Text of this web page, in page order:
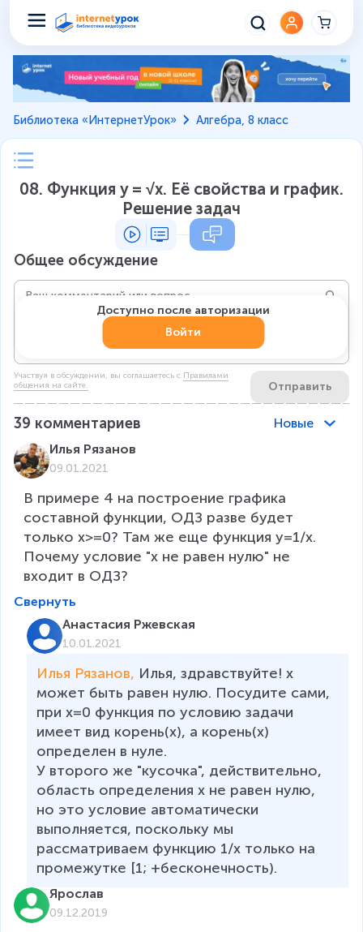
Библиотека «ИнтернетУрок» Алгебра, 8 класс
08. Функция y = √x. Её свойства и график.
Решение задач
Общее обсуждение
Участвуя в обсуждении, вы соглашаетесь c Правилами
общения на сайте.
Отправить
Доступно после авторизации
Войти
39 комментариев
Новые
Илья Рязанов
09.01.2021
В примере 4 на построение графика
составной функции, ОДЗ разве будет
только x>=0? Там же еще функция y=1/x.
Почему условие "х не равен нулю" не
входит в ОДЗ?
Свернуть
Анастасия Ржевская
10.01.2021
Илья Рязанов, Илья, здравствуйте! х
может быть равен нулю. Посудите сами,
при х=0 функция по условию задачи
имеет вид корень(х), а корень(х)
определен в нуле.
У второго же "кусочка", действительно,
область определения х не равен нулю,
но это условие автоматически
выполняется, поскольку мы
рассматриваем функцию 1/х только на
промежутке [1; +бесконечность).
Ярослав
09.12.2019